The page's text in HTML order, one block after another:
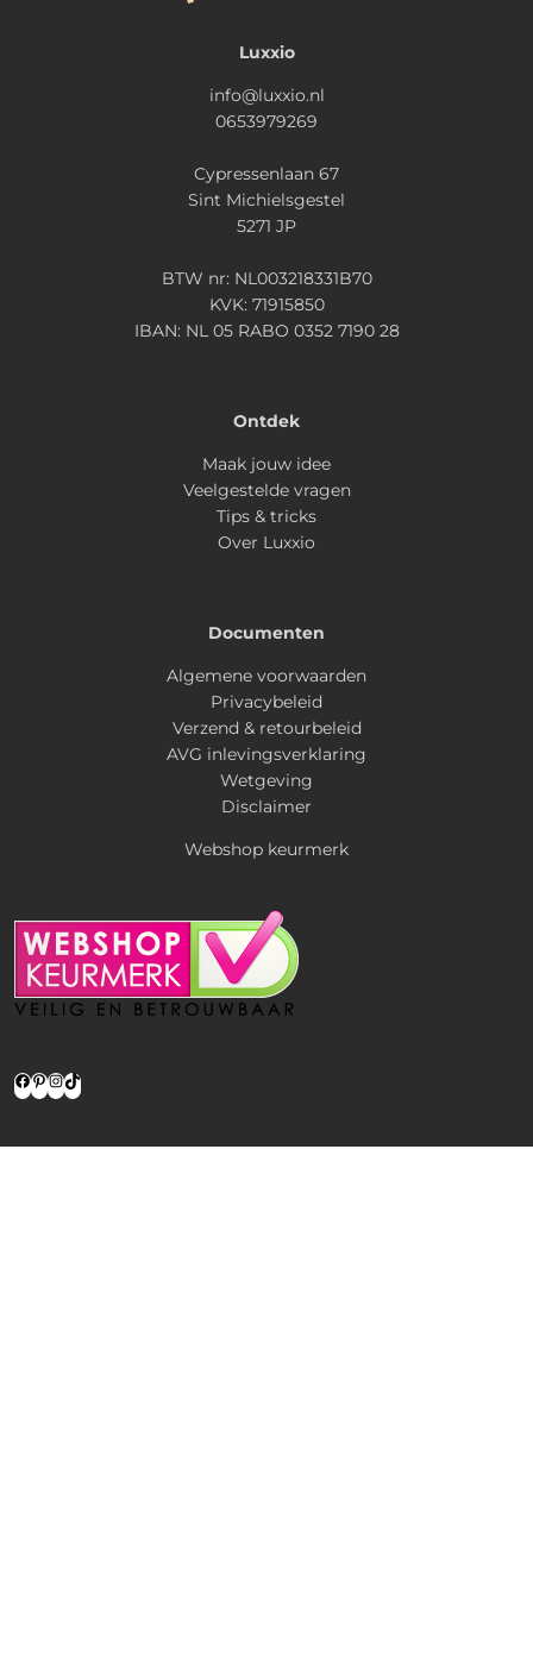
Luxxio
info@luxxio.nl
0653979269
Cypressenlaan 67
Sint Michielsgestel
5271 JP
BTW nr: NL003218331B70
KVK: 71915850
IBAN: NL 05 RABO 0352 7190 28
Ontdek
Maak jouw idee
Veelgestelde vragen
Tips & tricks
Over Luxxio
Documenten
Algemene voorwaarden
Privacybeleid
Verzend & retourbeleid
AVG inlevingsverklaring
Wetgeving
Disclaimer
Webshop keurmerk
Facebook
Pinterest
Instagram
TikTok